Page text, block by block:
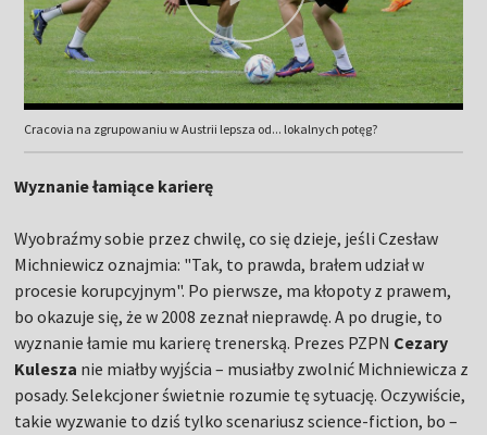
Cracovia na zgrupowaniu w Austrii lepsza od... lokalnych potęg?
Wyznanie łamiące karierę
Wyobraźmy sobie przez chwilę, co się dzieje, jeśli Czesław
Michniewicz oznajmia: "Tak, to prawda, brałem udział w
procesie korupcyjnym". Po pierwsze, ma kłopoty z prawem,
bo okazuje się, że w 2008 zeznał nieprawdę. A po drugie, to
wyznanie łamie mu karierę trenerską. Prezes PZPN Cezary
Kulesza nie miałby wyjścia – musiałby zwolnić Michniewicza z
posady. Selekcjoner świetnie rozumie tę sytuację. Oczywiście,
takie wyzwanie to dziś tylko scenariusz science-fiction, bo –